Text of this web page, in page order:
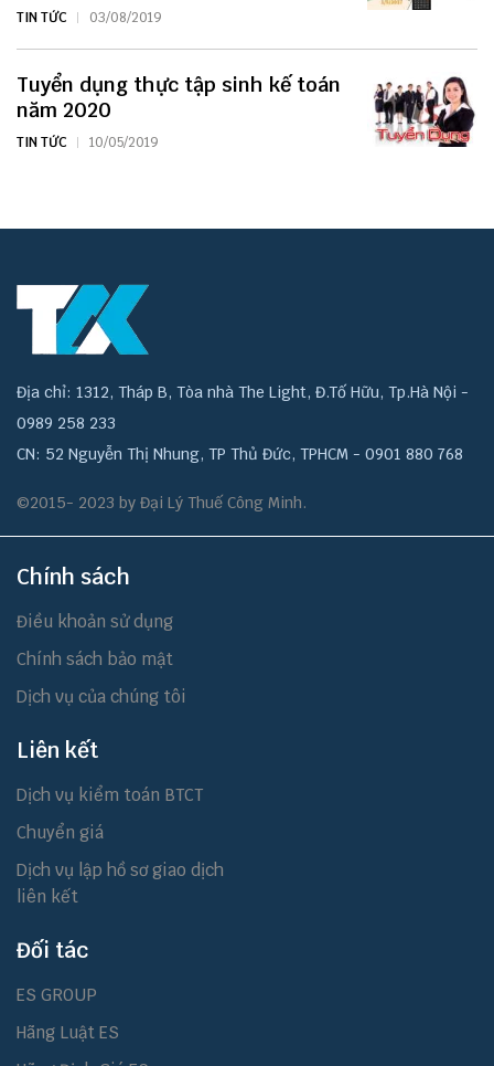
TIN TỨC 03/08/2019
Tuyển dụng thực tập sinh kế toán
năm 2020
TIN TỨC 10/05/2019
Địa chỉ: 1312, Tháp B, Tòa nhà The Light, Đ.Tố Hữu, Tp.Hà Nội -
0989 258 233
CN: 52 Nguyễn Thị Nhung, TP Thủ Đức, TPHCM - 0901 880 768
©2015- 2023 by Đại Lý Thuế Công Minh.
Chính sách
Điều khoản sử dụng
Chính sách bảo mật
Dịch vụ của chúng tôi
Liên kết
Dịch vụ kiểm toán BTCT
Chuyển giá
Dịch vụ lập hồ sơ giao dịch
liên kết
Đối tác
ES GROUP
Hãng Luật ES